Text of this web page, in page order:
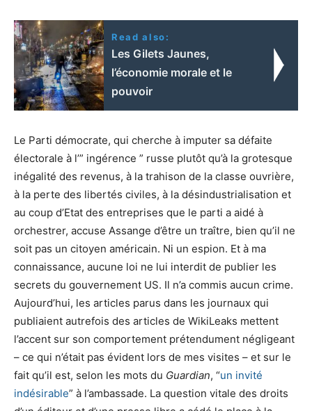
Read also:
Les Gilets Jaunes,
l’économie morale et le
pouvoir
Le Parti démocrate, qui cherche à imputer sa défaite
électorale à l’” ingérence ” russe plutôt qu’à la grotesque
inégalité des revenus, à la trahison de la classe ouvrière,
à la perte des libertés civiles, à la désindustrialisation et
au coup d’Etat des entreprises que le parti a aidé à
orchestrer, accuse Assange d’être un traître, bien qu’il ne
soit pas un citoyen américain. Ni un espion. Et à ma
connaissance, aucune loi ne lui interdit de publier les
secrets du gouvernement US. Il n’a commis aucun crime.
Aujourd’hui, les articles parus dans les journaux qui
publiaient autrefois des articles de WikiLeaks mettent
l’accent sur son comportement prétendument négligeant
– ce qui n’était pas évident lors de mes visites – et sur le
fait qu’il est, selon les mots du Guardian, “un invité
indésirable” à l’ambassade. La question vitale des droits